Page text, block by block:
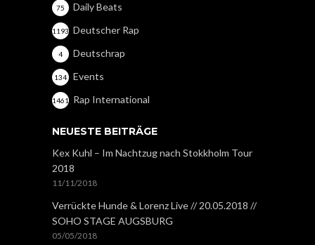
Daily Beats
75
Deutscher Rap
1193
Deutschrap
4
Events
134
Rap International
1461
NEUESTE BEITRÄGE
Kex Kuhl – Im Nachtzug nach Stokkholm Tour
2018
11/11/2018
Verrückte Hunde & Lorenz Live // 20.05.2018 //
SOHO STAGE AUGSBURG
05/05/2018